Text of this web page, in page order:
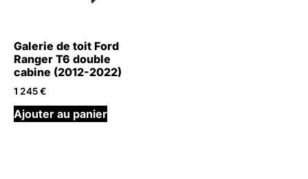
Galerie de toit Ford
Ranger T6 double
cabine (2012-2022)
1 245€
Ajouter au panier